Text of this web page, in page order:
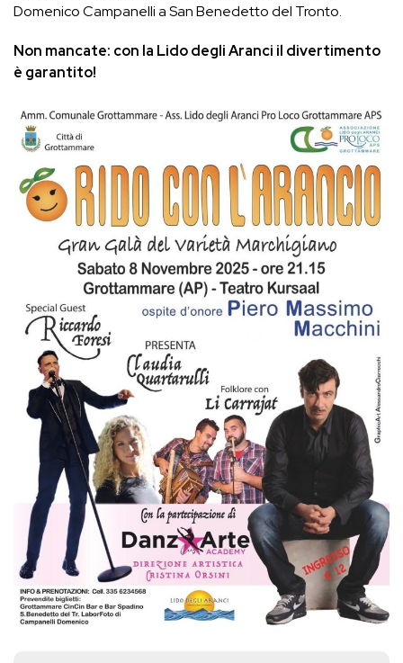
Domenico Campanelli a San Benedetto del Tronto.
Non mancate: con la Lido degli Aranci il divertimento
è garantito!